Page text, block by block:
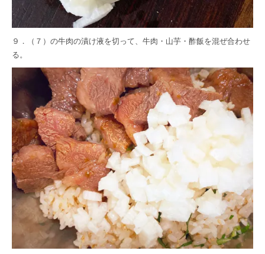
９．（７）の牛肉の漬け液を切って、牛肉・山芋・酢飯を混ぜ合わせ
る。